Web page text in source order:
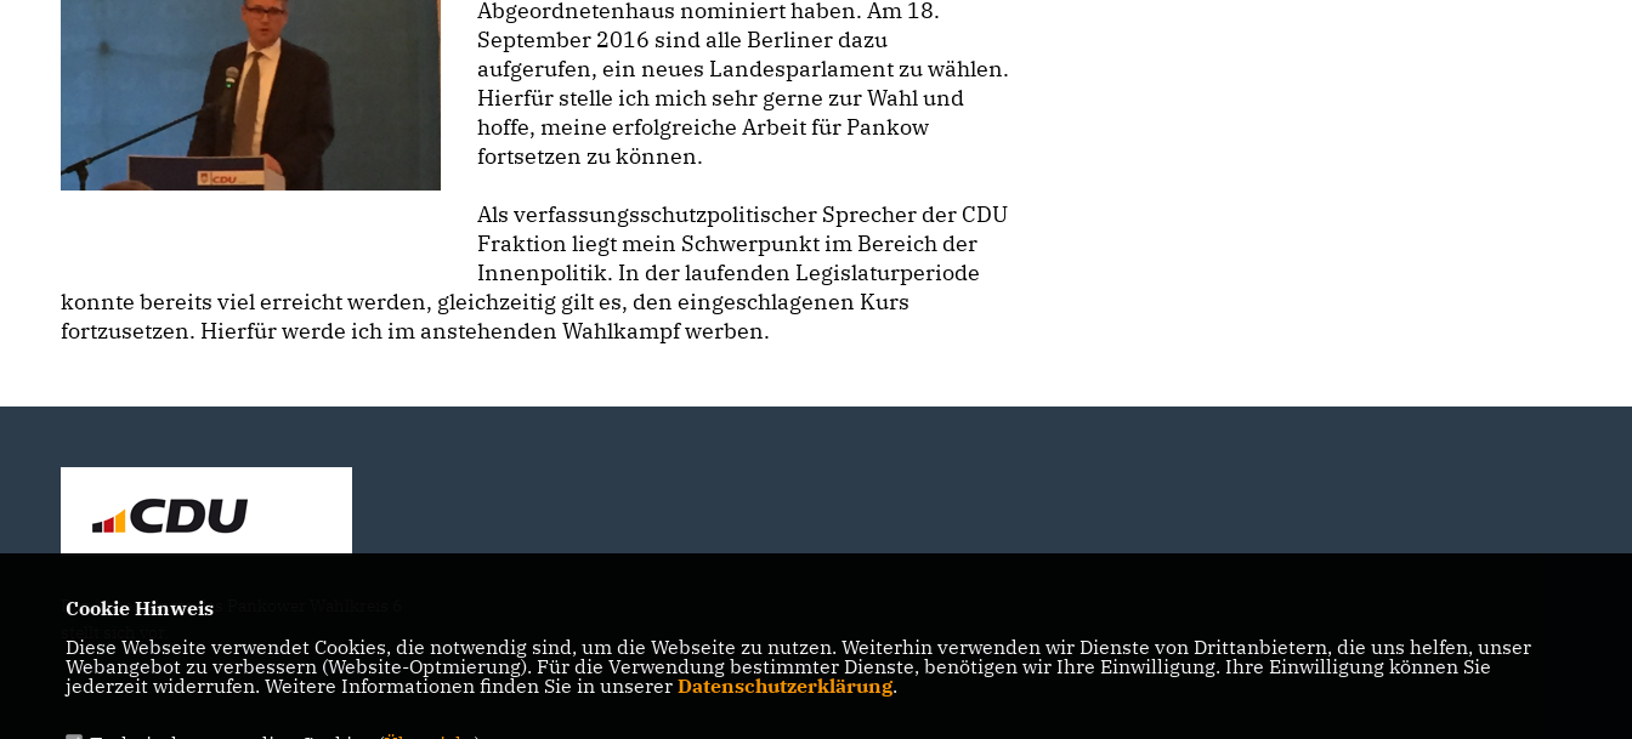
Abgeordnetenhaus nominiert haben. Am 18.
September 2016 sind alle Berliner dazu
aufgerufen, ein neues Landesparlament zu wählen.
Hierfür stelle ich mich sehr gerne zur Wahl und
hoffe, meine erfolgreiche Arbeit für Pankow
fortsetzen zu können.
Als verfassungsschutzpolitischer Sprecher der CDU
Fraktion liegt mein Schwerpunkt im Bereich der
Innenpolitik. In der laufenden Legislaturperiode
konnte bereits viel erreicht werden, gleichzeitig gilt es, den eingeschlagenen Kurs
fortzusetzen. Hierfür werde ich im anstehenden Wahlkampf werben.
Der Abgeordnete des Pankower Wahlkreis 6
Cookie Hinweis
Diese Webseite verwendet Cookies, die notwendig sind, um die Webseite zu nutzen. Weiterhin verwenden wir Dienste von Drittanbietern, die uns helfen, unser
Webangebot zu verbessern (Website-Optmierung). Für die Verwendung bestimmter Dienste, benötigen wir Ihre Einwilligung. Ihre Einwilligung können Sie
jederzeit widerrufen. Weitere Informationen finden Sie in unserer Datenschutzerklärung.